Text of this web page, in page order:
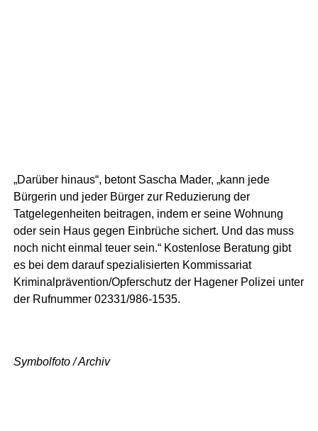
„Darüber hinaus“, betont Sascha Mader, „kann jede
Bürgerin und jeder Bürger zur Reduzierung der
Tatgelegenheiten beitragen, indem er seine Wohnung
oder sein Haus gegen Einbrüche sichert. Und das muss
noch nicht einmal teuer sein.“ Kostenlose Beratung gibt
es bei dem darauf spezialisierten Kommissariat
Kriminalprävention/Opferschutz der Hagener Polizei unter
der Rufnummer 02331/986-1535.
Symbolfoto / Archiv